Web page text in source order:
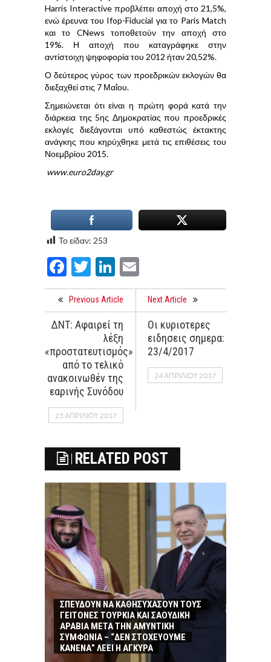
Harris Interactive προβλέπει αποχή στο 21,5%,
ενώ έρευνα του Ifop-Fiducial για το Paris Match
και το CNews τοποθετούν την αποχή στο
19%. Η αποχή που καταγράφηκε στην
αντίστοιχη ψηφοφορία του 2012 ήταν 20,52%.
Ο δεύτερος γύρος των προεδρικών εκλογών θα
διεξαχθεί στις 7 Μαΐου.
Σημειώνεται ότι είναι η πρώτη φορά κατά την
διάρκεια της 5ης Δημοκρατίας που προεδρικές
εκλογές διεξάγονται υπό καθεστώς έκτακτης
ανάγκης που κηρύχθηκε μετά τις επιθέσεις του
Νοεμβρίου 2015.
www.euro2day.gr
Το είδαν: 253
Facebook
TwitterLinkedIn
Previous Article
ΔΝΤ: Aφαιρεί τη
λέξη
«προστατευτισμός»
από το τελικό
ανακοινωθέν της
εαρινής Συνόδου
23 ΑΠΡΙΛΊΟΥ 2017
Next Article
Οι κυριοτερες
ειδησεις σημερα:
23/4/2017
24 ΑΠΡΙΛΊΟΥ 2017
RELATED POST
ΣΠΕΥΔΟΥΝ ΝΑ ΚΑΘΗΣΥΧΑΣΟΥΝ ΤΟΥΣ
ΓΕΙΤΟΝΕΣ ΤΟΥΡΚΙΑ ΚΑΙ ΣΑΟΥΔΙΚΗ
ΑΡΑΒΙΑ ΜΕΤΑ ΤΗΝ ΑΜΥΝΤΙΚΗ
ΣΥΜΦΩΝΙΑ – “ΔΕΝ ΣΤΟΧΕΥΟΥΜΕ
ΚΑΝΕΝΑ” ΛΕΕΙ Η ΑΓΚΥΡΑ